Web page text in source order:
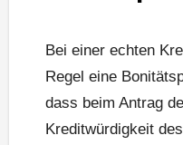
Bei einer echten
Regel eine
dass beim Antrag
Kreditwürdigkeit